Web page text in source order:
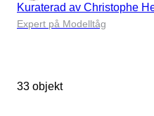
Kuraterad av Christophe
Expert på Modelltåg
33 objekt